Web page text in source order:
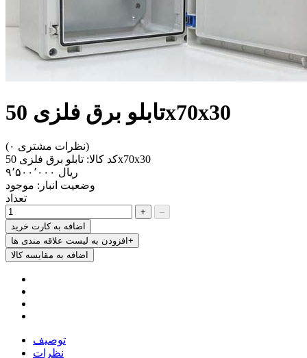
تابلو برق فلزی 50x70x30
(۰ نظرات مشتری)
کد کالا:تابلو برق فلزی 50x70x30
‎ریال ۹٬۵۰۰٬۰۰۰
وضعیت انبار: موجود
تعداد
+
–
اضافه به کارت خرید
افزودن به لیست علاقه مندی ها+
اضافه به مقایسه کالا
توصیف
نظرات